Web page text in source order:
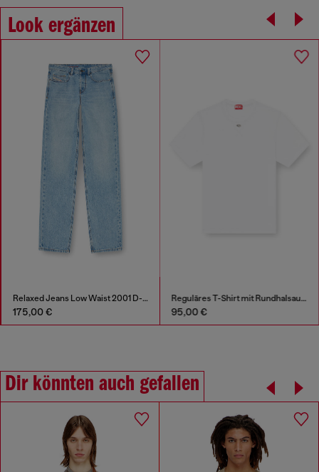
Look ergänzen
Relaxed Jeans Low Waist 2001 D-Macro
175,00 €
Reguläres T-Shirt mit Rundhalsausschnitt und ovalem D
95,00 €
Dir könnten auch gefallen